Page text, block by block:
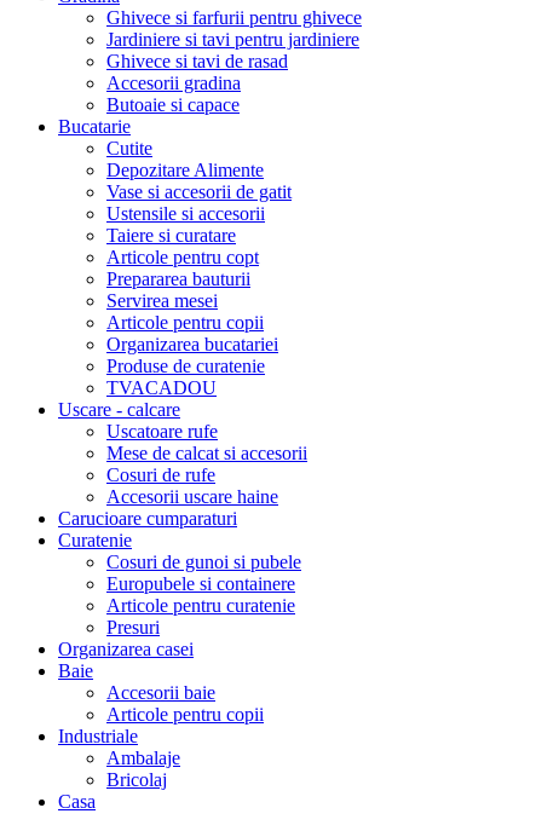
Ghivece si farfurii pentru ghivece
Jardiniere si tavi pentru jardiniere
Ghivece si tavi de rasad
Accesorii gradina
Butoaie si capace
Bucatarie
Cutite
Depozitare Alimente
Vase si accesorii de gatit
Ustensile si accesorii
Taiere si curatare
Articole pentru copt
Prepararea bauturii
Servirea mesei
Articole pentru copii
Organizarea bucatariei
Produse de curatenie
TVACADOU
Uscare - calcare
Uscatoare rufe
Mese de calcat si accesorii
Cosuri de rufe
Accesorii uscare haine
Carucioare cumparaturi
Curatenie
Cosuri de gunoi si pubele
Europubele si containere
Articole pentru curatenie
Presuri
Organizarea casei
Baie
Accesorii baie
Articole pentru copii
Industriale
Ambalaje
Bricolaj
Casa